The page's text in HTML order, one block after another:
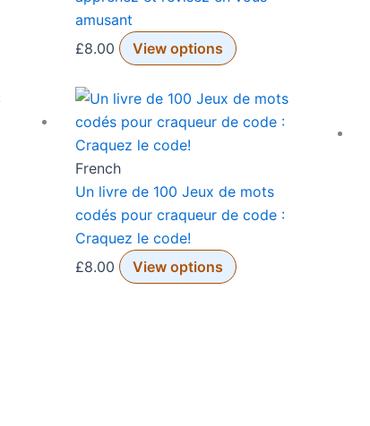
amusant
£8.00 View options
French
Un livre de 100 Jeux de mots
codés pour craqueur de code :
Craquez le code!
£8.00 View options